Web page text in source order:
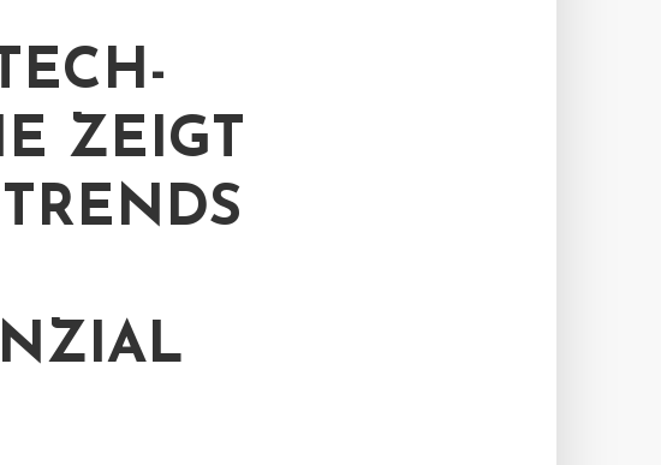
ZEIGT